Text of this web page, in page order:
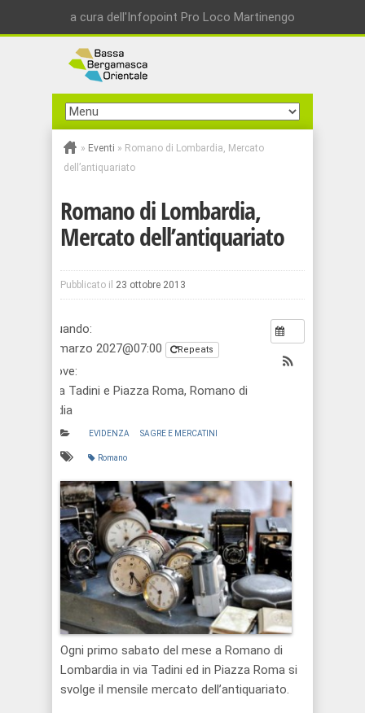
a cura dell'Infopoint Pro Loco Martinengo
» Eventi » Romano di Lombardia, Mercato
dell’antiquariato
Romano di Lombardia,
Mercato dell’antiquariato
Pubblicato il 23 ottobre 2013
Quando:
6 marzo 2027@07:00
Repeats
Dove:
Via Tadini e Piazza Roma, Romano di
L.dia
EVIDENZA SAGRE E MERCATINI
Romano
Ogni primo sabato del mese a Romano di
Lombardia in via Tadini ed in Piazza Roma si
svolge il mensile mercato dell’antiquariato.